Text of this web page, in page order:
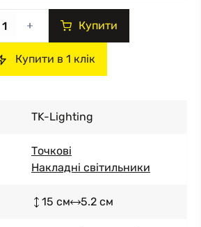
Купити
Купити в 1 клік
TK-Lighting
Точкові
Накладні світильники
15 см 5.2 см